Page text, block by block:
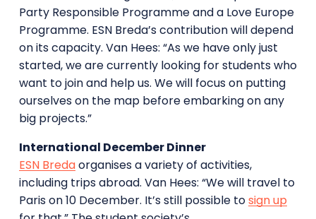
Party Responsible Programme and a Love Europe
Programme. ESN Breda’s contribution will depend
on its capacity. Van Hees: “As we have only just
started, we are currently looking for students who
want to join and help us. We will focus on putting
ourselves on the map before embarking on any
big projects.”
International December Dinner
ESN Bredaorganises a variety of activities,
including trips abroad. Van Hees: “We will travel to
Paris on 10 December. It’s still possible tosign up